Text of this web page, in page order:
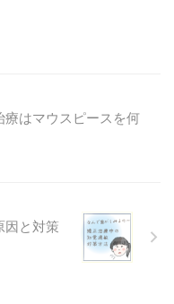
療はマウスピースを何
因と対策